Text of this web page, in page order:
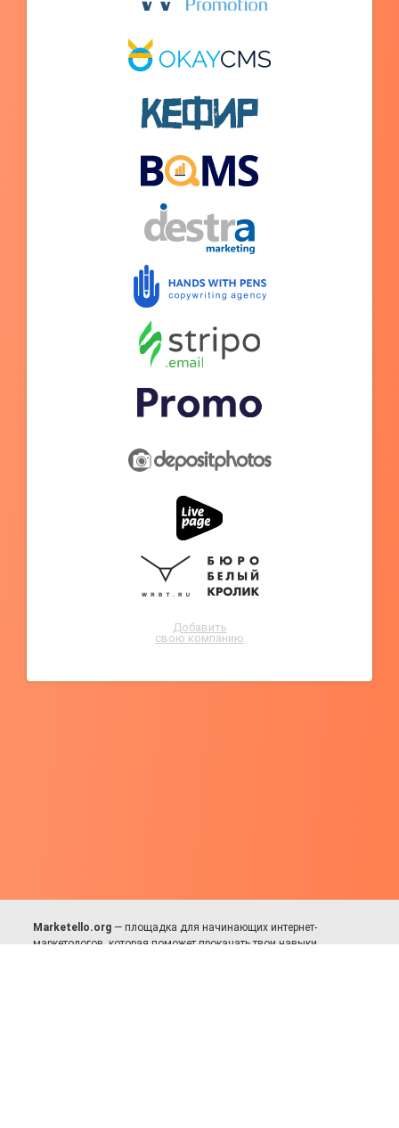
Добавить
свою компанию
Marketello.org — площадка для начинающих интернет-
маркетологов, которая поможет прокачать твои навыки.